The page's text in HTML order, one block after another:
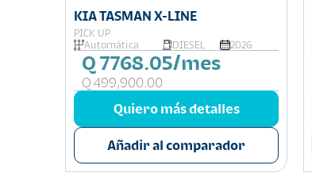
KIA TASMAN X-LINE
PICK UP
Automática
DIESEL 2026
Q 7768.05/mes
Q 499,900.00
Quiero más detalles
Añadir al comparador